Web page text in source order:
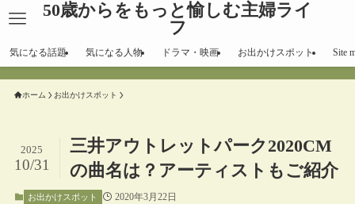
50歳からをもっと愉しむ主婦ライ
フ
気になる話題 気になる人物 ドラマ・映画 お出かけスポット Site
ホーム お出かけスポット
三井アウトレットパーク2020CM
の曲名は？アーティストもご紹介
2025
10/31
お出かけスポット 2020年3月22日